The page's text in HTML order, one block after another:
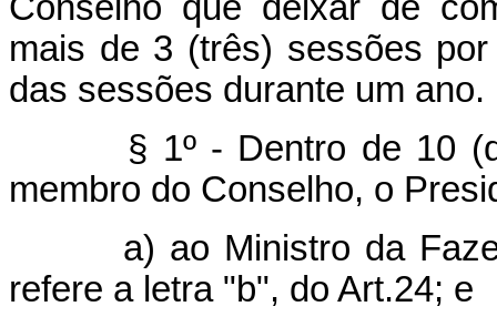
mais de 3 (três) sessões
das sessões durante um ano.
§ 1º - Dentro de 10
membro do Conselho, o
a) ao Ministro da
refere a letra "b", do Art.24; e